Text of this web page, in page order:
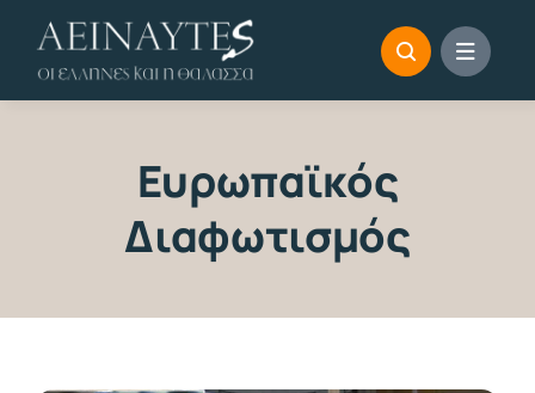
content
Ευρωπαϊκός
Διαφωτισμός